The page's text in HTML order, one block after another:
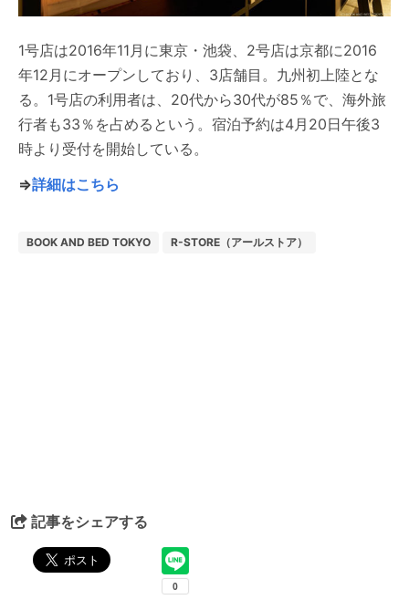
1号店は2016年11月に東京・池袋、2号店は京都に2016
年12月にオープンしており、3店舗目。九州初上陸とな
る。1号店の利用者は、20代から30代が85％で、海外旅
行者も33％を占めるという。宿泊予約は4月20日午後3
時より受付を開始している。
⇒詳細はこちら
BOOK AND BED TOKYO R-STORE（アールストア）
記事をシェアする